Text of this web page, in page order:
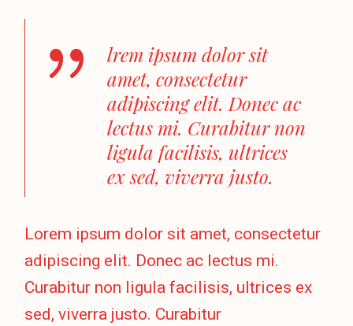
lrem ipsum dolor sit
amet, consectetur
adipiscing elit. Donec ac
lectus mi. Curabitur non
ligula facilisis, ultrices
ex sed, viverra justo.
Lorem ipsum dolor sit amet, consectetur
adipiscing elit. Donec ac lectus mi.
Curabitur non ligula facilisis, ultrices ex
sed, viverra justo. Curabitur